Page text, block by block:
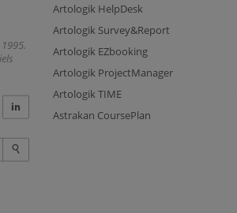
Artologik HelpDesk
Artologik Survey&Report
Artologik EZbooking
Artologik ProjectManager
Artologik TIME
Astrakan CoursePlan